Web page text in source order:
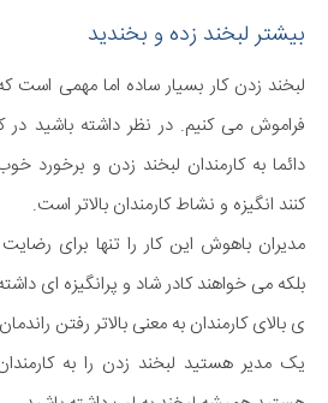
بیشتر لبخند زده و بخندید
لبخند زدن کار بسیار ساده اما مهمی است
فراموش می کنیم. در نظر داشته باشید
دائما به کارمندان لبخند زدن و برخورد
کنند انگیزه و نشاط کارمندان بالاتر است.
مدیران باهوش این کار را تنها برای
بلکه می خواهند کادر شاد و پرانگیزه ای
ی بالای کارمندان به معنی بالاتر رفتن
یک مدیر هستید لبخند زدن را به